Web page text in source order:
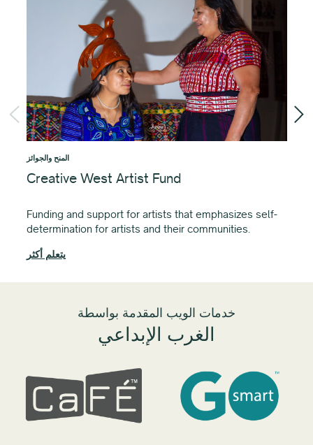
المنح والجوائز
Creative West Artist Fund
Funding and support for artists that emphasizes self-
determination for artists and their communities.
يتعلم أكثر
خدمات الويب المقدمة بواسطة
الغرب الإبداعي